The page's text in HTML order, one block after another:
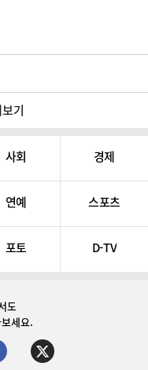
기
사회 경제
연예 스포츠
포토 D-TV
도
세요.